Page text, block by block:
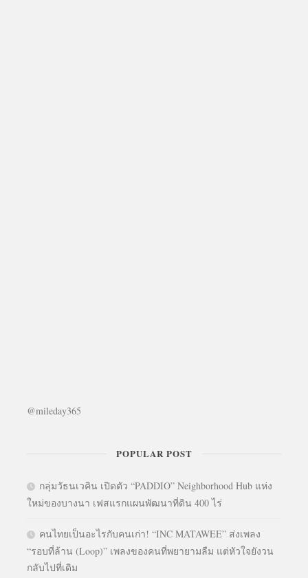
@mileday365
POPULAR POST
กลุ่มวัธนเวคิน เปิดตัว “PADDIO” Neighborhood Hub แห่ง
ใหม่ของบางนา เฟสแรกแผนพัฒนาที่ดิน 400 ไร่
คนไทยเป็นอะไรกับคนเก่า! “INC MATAWEE” ส่งเพลง
“รอบที่ล้าน (Loop)” เพลงของคนที่พยายามลืม แต่หัวใจยังวน
กลับไปที่เดิม